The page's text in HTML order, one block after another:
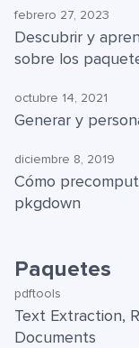
febrero 27, 2023
Descubrir y
sobre los
octubre 14, 2021
Generar y
diciembre 8, 2019
Cómo
pkgdown
Paquetes
pdftools
Text Extraction,
Documents